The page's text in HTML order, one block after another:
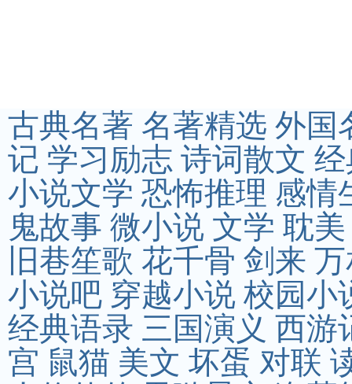
古典名著 名著精选 外国
记 学习励志 诗词散文
小说文学 恐怖推理 感情
鬼故事 微小说 文学 耽美
旧巷笙歌 花千骨 剑来
小说吧 穿越小说 校园小
经典语录 三国演义 西游
宫 鼠猫 美文 坏蛋 对联